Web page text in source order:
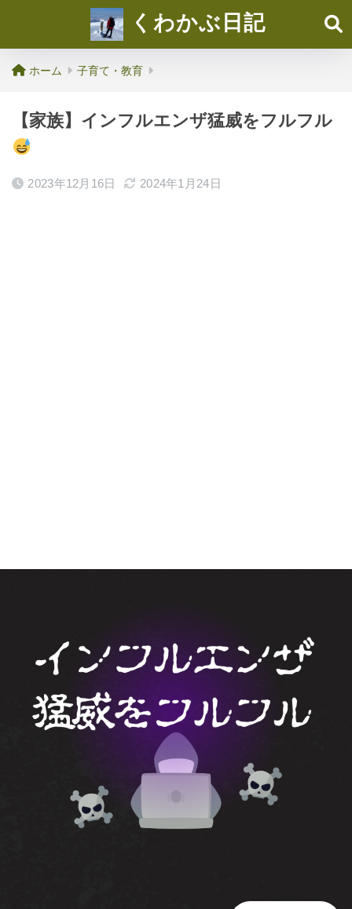
くわかぶ日記
ホーム 子育て・教育
【家族】インフルエンザ猛威をフルフル
2023年12月16日 2024年1月24日